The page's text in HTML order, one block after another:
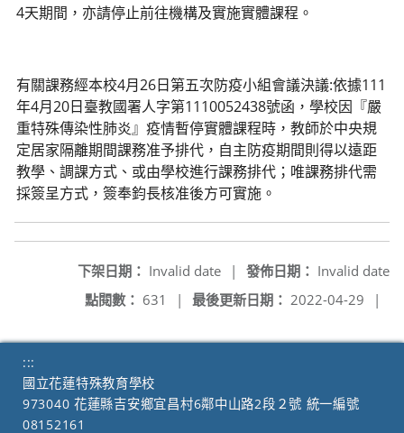
4天期間，亦請停止前往機構及實施實體課程。
有關課務經本校4月26日第五次防疫小組會議決議:依據111
年4月20日臺教國署人字第1110052438號函，學校因『嚴
重特殊傳染性肺炎』疫情暫停實體課程時，教師於中央規
定居家隔離期間課務准予排代，自主防疫期間則得以遠距
教學、調課方式、或由學校進行課務排代；唯課務排代需
採簽呈方式，簽奉鈞長核准後方可實施。
發佈日期： Invalid date
下架日期： Invalid date
|
最後更新日期： 2022-04-29 |
點閱數： 631 |
:::
國立花蓮特殊教育學校
973040 花蓮縣吉安鄉宜昌村6鄰中山路2段２號 統一編號
08152161